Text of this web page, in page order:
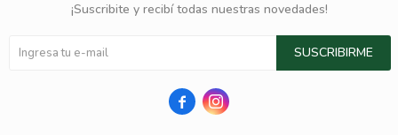
¡Suscribite y recibí todas nuestras novedades!
SUSCRIBIRME
 